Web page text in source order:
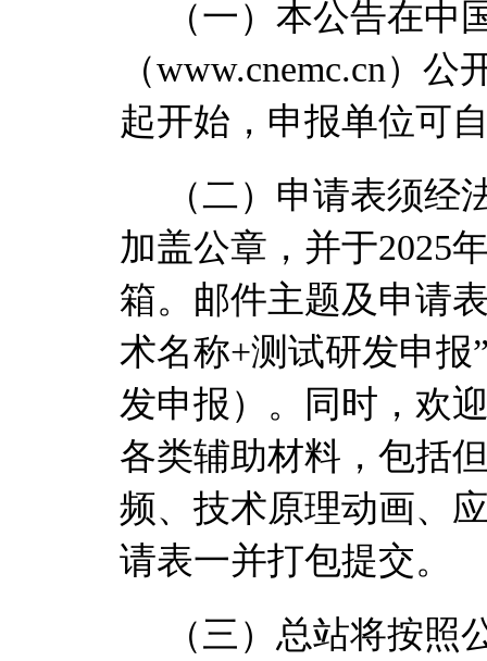
（一）本公告在中
（www.cnemc.cn）公
起开始，申报单位可
（二）申请表须
加盖公章，并于2025
箱。邮件主题及申请
术名称+测试研发申报
发申报）。同时，欢
各类辅助材料，包括
频、技术原理动画、
请表一并打包提交。
（三）总站将按